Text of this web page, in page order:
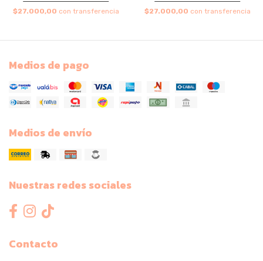
$27.000,00 con transferencia $27.000,00 con transferencia
Medios de pago
Medios de envío
Nuestras redes sociales
Contacto